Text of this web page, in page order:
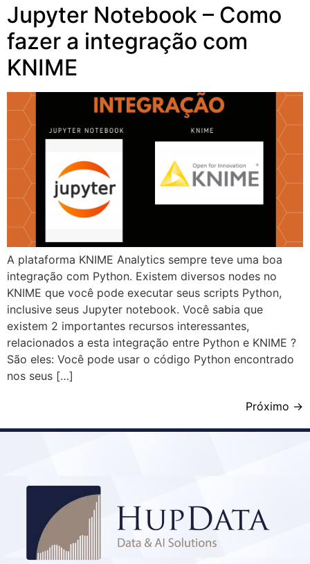
Jupyter Notebook – Como
fazer a integração com
KNIME
A plataforma KNIME Analytics sempre teve uma boa
integração com Python. Existem diversos nodes no
KNIME que você pode executar seus scripts Python,
inclusive seus Jupyter notebook. Você sabia que
existem 2 importantes recursos interessantes,
relacionados a esta integração entre Python e KNIME ?
São eles: Você pode usar o código Python encontrado
nos seus […]
Próximo →